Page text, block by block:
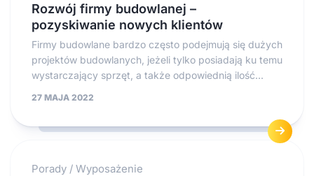
Rozwój firmy budowlanej –
pozyskiwanie nowych klientów
Firmy budowlane bardzo często podejmują się dużych
projektów budowlanych, jeżeli tylko posiadają ku temu
wystarczający sprzęt, a także odpowiednią ilość...
27 MAJA 2022
Porady / Wyposażenie